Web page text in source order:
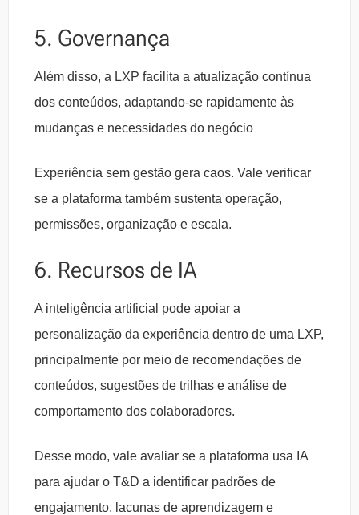
5. Governança
Além disso, a LXP facilita a atualização contínua
dos conteúdos, adaptando-se rapidamente às
mudanças e necessidades do negócio
Experiência sem gestão gera caos. Vale verificar
se a plataforma também sustenta operação,
permissões, organização e escala.
6. Recursos de IA
A inteligência artificial pode apoiar a
personalização da experiência dentro de uma LXP,
principalmente por meio de recomendações de
conteúdos, sugestões de trilhas e análise de
comportamento dos colaboradores.
Desse modo, vale avaliar se a plataforma usa IA
para ajudar o T&D a identificar padrões de
engajamento, lacunas de aprendizagem e